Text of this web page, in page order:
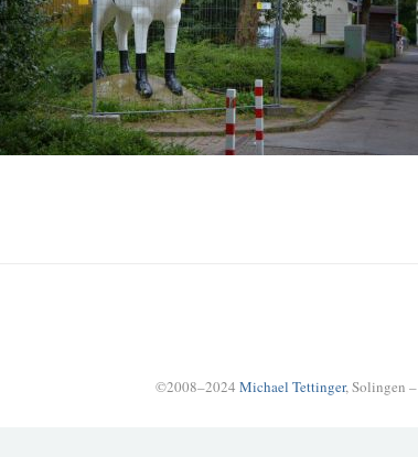
©2008–2024 Michael Tettinger, Solingen –